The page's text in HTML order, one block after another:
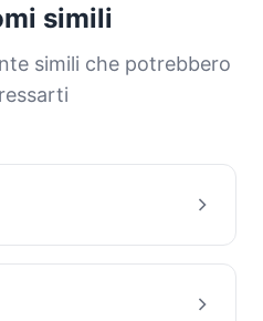
comprendere le origini
famiglie con questo
simili
simili che potrebbero